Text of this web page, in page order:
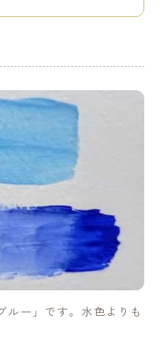
ルー」です。水色よりも